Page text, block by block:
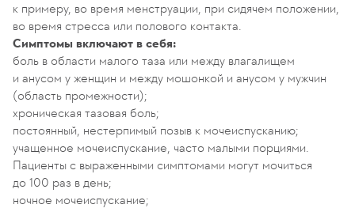
к примеру, во время менструации, при сидячем положении,
во время стресса или полового контакта.
Симптомы включают в себя:
боль в области малого таза или между влагалищем
и анусом у женщин и между мошонкой и анусом у мужчин
(область промежности);
хроническая тазовая боль;
постоянный, нестерпимый позыв к мочеиспусканию;
учащенное мочеиспускание, часто малыми порциями.
Пациенты с выраженными симптомами могут мочиться
до 100 раз в день;
ночное мочеиспускание;